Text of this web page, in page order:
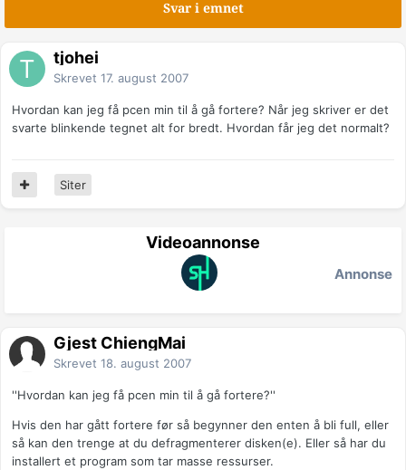
Svar i emnet
tjohei
Skrevet 17. august 2007
Hvordan kan jeg få pcen min til å gå fortere? Når jeg skriver er det
svarte blinkende tegnet alt for bredt. Hvordan får jeg det normalt?
Siter
Videoannonse
Annonse
Gjest ChiengMai
Skrevet 18. august 2007
''Hvordan kan jeg få pcen min til å gå fortere?''
Hvis den har gått fortere før så begynner den enten å bli full, eller
så kan den trenge at du defragmenterer disken(e). Eller så har du
installert et program som tar masse ressurser.